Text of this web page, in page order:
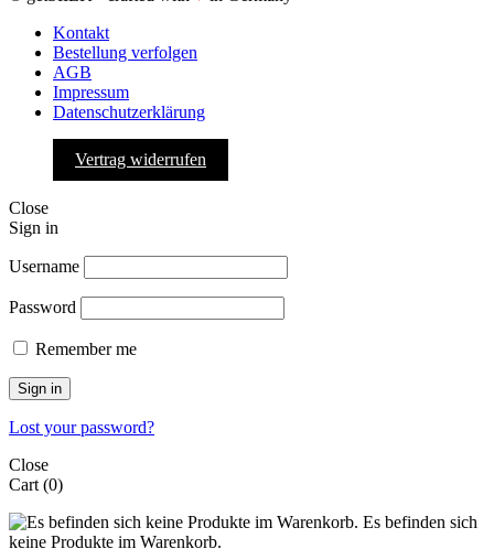
Kontakt
Bestellung verfolgen
AGB
Impressum
Datenschutzerklärung
Vertrag widerrufen
Close
Sign in
Username
Password
Remember me
Sign in
Lost your password?
Close
Cart(0)
Es befinden sich
keine Produkte im Warenkorb.